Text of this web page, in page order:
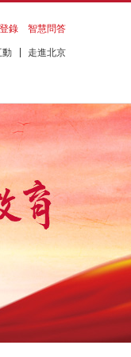
動 走進北京
錄 智慧問答